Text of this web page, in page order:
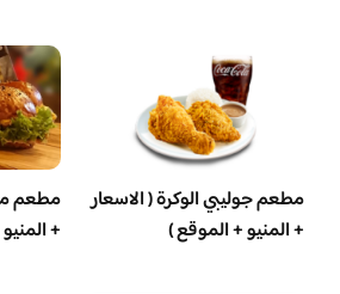
مطعم جوليبي الوكرة ( الاسعار
+ المنيو + الموقع )
مطعم
+